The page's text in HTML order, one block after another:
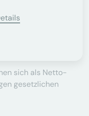
sich als Netto-
gesetzlichen